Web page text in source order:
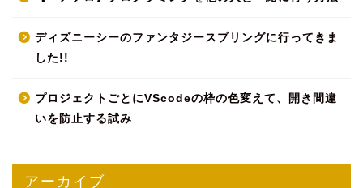
ディズニーシーのファンタジースプリングに行ってきま
した!!
プロジェクトごとにVScodeの枠の色変えて、開き間違
いを防止する試み
アーカイブ